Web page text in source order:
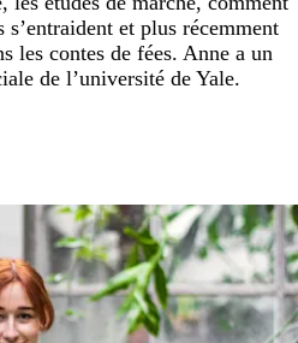
et plus récemment
les contes de fées. Anne a un
de l’université de Yale.